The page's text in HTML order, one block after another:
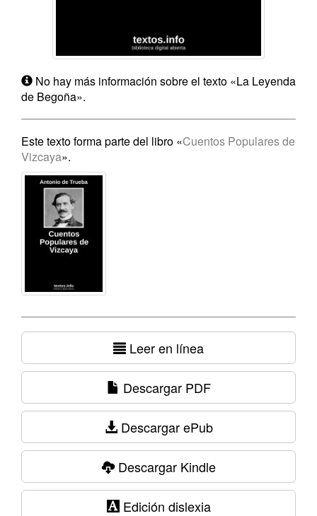
No hay más información sobre el texto «La Leyenda
de Begoña».
Este texto forma parte del libro «Cuentos Populares de
Vizcaya».
Leer en línea
Descargar PDF
Descargar ePub
Descargar Kindle
Edición dislexia